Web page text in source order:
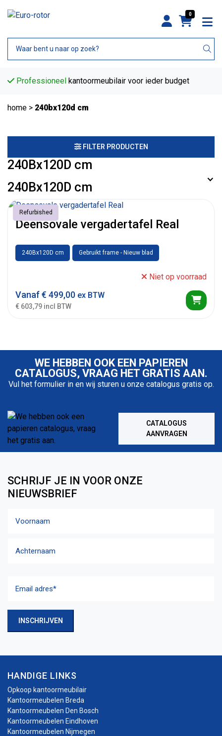
0
Professioneel kantoormeubilair voor ieder budget
home > 240bx120d cm
FILTER PRODUCTEN
240Bx120D cm
240Bx120D cm
Refurbished
Deensovale vergadertafel Real
240Bx120D cm Gebruikt frame - Nieuw blad
Niet op voorraad
Vanaf€ 499,00 ex BTW
€ 603,79 incl BTW
WE HEBBEN OOK EEN PAPIEREN
CATALOGUS, VRAAG HET GRATIS AAN.
Vul het formulier in en wij sturen u onze catalogus gratis op.
CATALOGUS
AANVRAGEN
SCHRIJF JE IN VOOR ONZE
NIEUWSBRIEF
adres(Vereist)
INSCHRIJVEN
HANDIGE LINKS
Opkoop kantoormeubilair
Kantoormeubelen Breda
Kantoormeubelen Den Bosch
Kantoormeubelen Eindhoven
Kantoormeubelen Nijmegen